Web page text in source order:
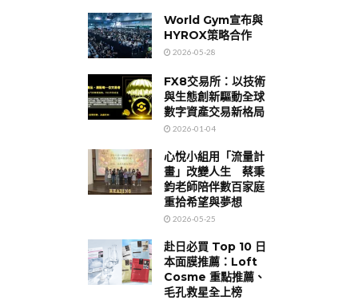
World Gym宣布與
HYROX策略合作
2026-05-28
FX8交易所：以技術
與生態創新驅動全球
數字資產交易新格局
2026-01-04
心悅小組用「流量計
畫」改變人生 蔡秉
鈞老師陪伴數百家庭
重拾希望與夢想
2026-05-25
赴日必買 Top 10 日
本面膜推薦：Loft
Cosme 重點推薦、
毛孔救星全上榜